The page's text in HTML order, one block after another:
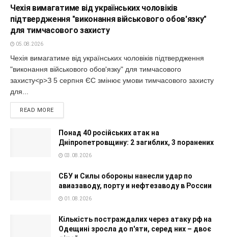
Чехія вимагатиме від українських чоловіків
підтвердження "виконання військового обов'язку"
для тимчасового захисту
05.08.2026
Чехія вимагатиме від українських чоловіків підтвердження
"виконання військового обов'язку" для тимчасового
захисту<p>З 5 серпня ЄС змінює умови тимчасового захисту
для...
READ MORE
Понад 40 російських атак на
Дніпропетровщину: 2 загиблих, 3 поранених
03.08.2026
СБУ и Силы обороны нанесли удар по
авиазаводу, порту и нефтезаводу в России
01.08.2026
Кількість постраждалих через атаку рф на
Одещині зросла до п'яти, серед них – двоє